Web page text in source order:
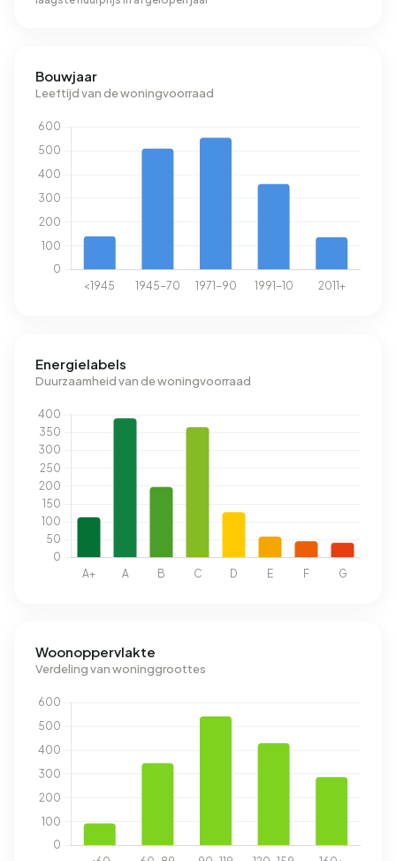
Bouwjaar
Leeftijd van de woningvoorraad
Energielabels
Duurzaamheid van de woningvoorraad
Woonoppervlakte
Verdeling van woninggroottes